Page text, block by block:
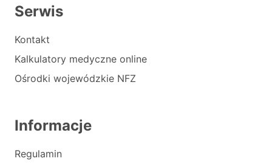
Serwis
Kontakt
Kalkulatory medyczne online
Ośrodki wojewódzkie NFZ
Informacje
Regulamin